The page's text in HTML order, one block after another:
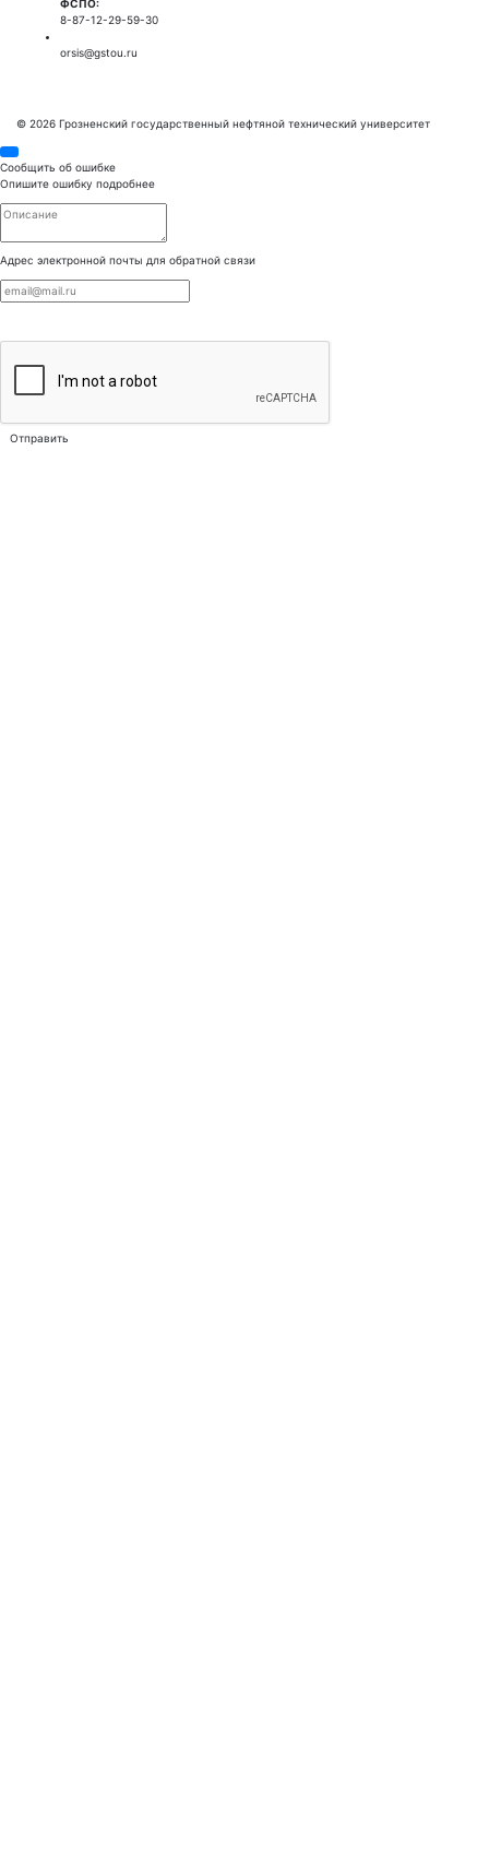
ФСПО:
8-87-12-29-59-30
orsis@gstou.ru
© 2026 Грозненский государственный нефтяной технический университет
Сообщить об ошибке
Опишите ошибку подробнее
Адрес электронной почты для обратной связи